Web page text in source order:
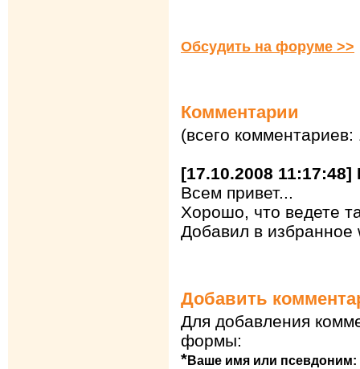
Обсудить на форуме >>
Комментарии
(всего комментариев:
[17.10.2008
Всем привет...
Хорошо, что ведете
Добавил в избранное
Добавить
Для добавления
формы:
*Ваше имя или псевдоним: